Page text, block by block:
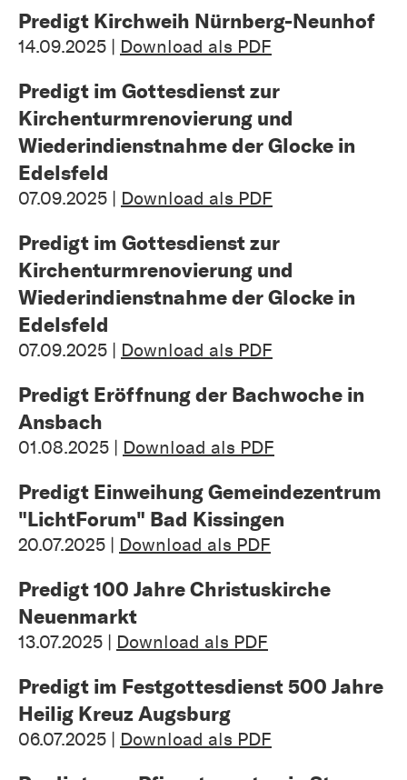
Predigt Kirchweih Nürnberg-Neunhof
14.09.2025 | Download als PDF
Predigt im Gottesdienst zur
Kirchenturmrenovierung und
Wiederindienstnahme der Glocke in
Edelsfeld
07.09.2025 | Download als PDF
Predigt im Gottesdienst zur
Kirchenturmrenovierung und
Wiederindienstnahme der Glocke in
Edelsfeld
07.09.2025 | Download als PDF
Predigt Eröffnung der Bachwoche in
Ansbach
01.08.2025 | Download als PDF
Predigt Einweihung Gemeindezentrum
"LichtForum" Bad Kissingen
20.07.2025 | Download als PDF
Predigt 100 Jahre Christuskirche
Neuenmarkt
13.07.2025 | Download als PDF
Predigt im Festgottesdienst 500 Jahre
Heilig Kreuz Augsburg
06.07.2025 | Download als PDF